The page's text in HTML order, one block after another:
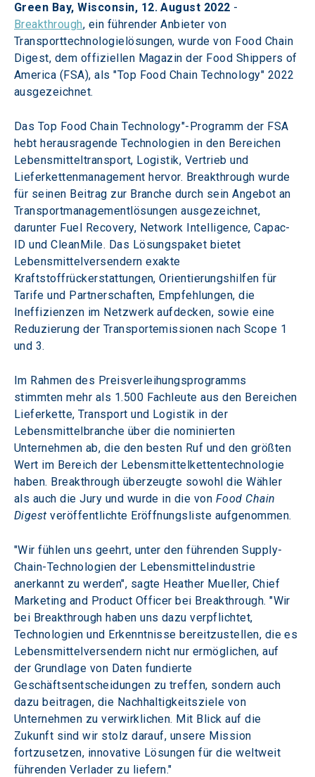
Green Bay, Wisconsin, 12. August 2022 -
Breakthrough, ein führender Anbieter von
Transporttechnologielösungen, wurde von Food Chain
Digest, dem offiziellen Magazin der Food Shippers of
America (FSA), als "Top Food Chain Technology" 2022
ausgezeichnet.
Das Top Food Chain Technology"-Programm der FSA
hebt herausragende Technologien in den Bereichen
Lebensmitteltransport, Logistik, Vertrieb und
Lieferkettenmanagement hervor. Breakthrough wurde
für seinen Beitrag zur Branche durch sein Angebot an
Transportmanagementlösungen ausgezeichnet,
darunter Fuel Recovery, Network Intelligence, Capac-
ID und CleanMile. Das Lösungspaket bietet
Lebensmittelversendern exakte
Kraftstoffrückerstattungen, Orientierungshilfen für
Tarife und Partnerschaften, Empfehlungen, die
Ineffizienzen im Netzwerk aufdecken, sowie eine
Reduzierung der Transportemissionen nach Scope 1
und 3.
Im Rahmen des Preisverleihungsprogramms
stimmten mehr als 1.500 Fachleute aus den Bereichen
Lieferkette, Transport und Logistik in der
Lebensmittelbranche über die nominierten
Unternehmen ab, die den besten Ruf und den größten
Wert im Bereich der Lebensmittelkettentechnologie
haben. Breakthrough überzeugte sowohl die Wähler
als auch die Jury und wurde in die von Food Chain
Digest veröffentlichte Eröffnungsliste aufgenommen.
"Wir fühlen uns geehrt, unter den führenden Supply-
Chain-Technologien der Lebensmittelindustrie
anerkannt zu werden", sagte Heather Mueller, Chief
Marketing and Product Officer bei Breakthrough. "Wir
bei Breakthrough haben uns dazu verpflichtet,
Technologien und Erkenntnisse bereitzustellen, die es
Lebensmittelversendern nicht nur ermöglichen, auf
der Grundlage von Daten fundierte
Geschäftsentscheidungen zu treffen, sondern auch
dazu beitragen, die Nachhaltigkeitsziele von
Unternehmen zu verwirklichen. Mit Blick auf die
Zukunft sind wir stolz darauf, unsere Mission
fortzusetzen, innovative Lösungen für die weltweit
führenden Verlader zu liefern."